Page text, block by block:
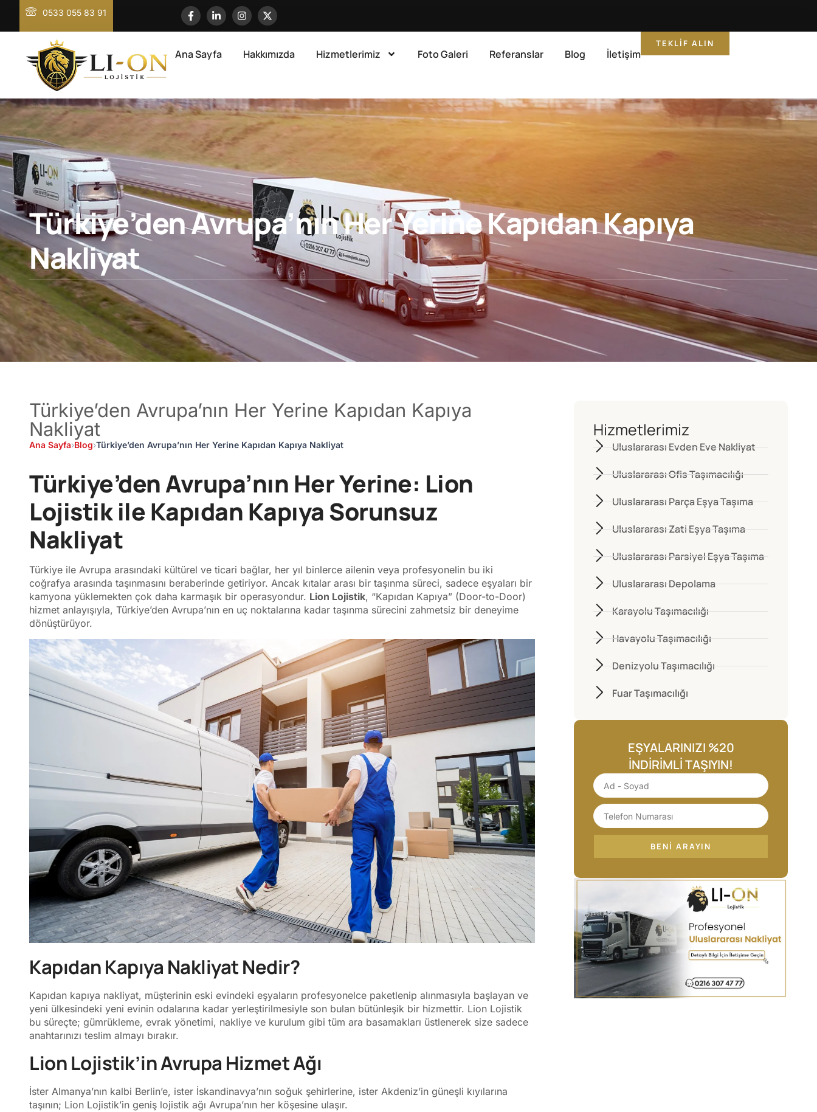
0533 055 83 91
Ana Sayfa Hakkımızda Hizmetlerimiz Foto Galeri Referanslar Blog İletişim
TEKLIF ALIN
Türkiye’den Avrupa’nın Her Yerine Kapıdan Kapıya
Nakliyat
Türkiye’den Avrupa’nın Her Yerine Kapıdan Kapıya
Nakliyat
Ana Sayfa›Blog›Türkiye’den Avrupa’nın Her Yerine Kapıdan Kapıya Nakliyat
Türkiye’den Avrupa’nın Her Yerine: Lion
Lojistik ile Kapıdan Kapıya Sorunsuz
Nakliyat
Türkiye ile Avrupa arasındaki kültürel ve ticari bağlar, her yıl binlerce ailenin veya profesyonelin bu iki
coğrafya arasında taşınmasını beraberinde getiriyor. Ancak kıtalar arası bir taşınma süreci, sadece eşyaları bir
kamyona yüklemekten çok daha karmaşık bir operasyondur. Lion Lojistik, “Kapıdan Kapıya” (Door-to-Door)
hizmet anlayışıyla, Türkiye’den Avrupa’nın en uç noktalarına kadar taşınma sürecini zahmetsiz bir deneyime
dönüştürüyor.
Kapıdan Kapıya Nakliyat Nedir?
Kapıdan kapıya nakliyat, müşterinin eski evindeki eşyaların profesyonelce paketlenip alınmasıyla başlayan ve
yeni ülkesindeki yeni evinin odalarına kadar yerleştirilmesiyle son bulan bütünleşik bir hizmettir. Lion Lojistik
bu süreçte; gümrükleme, evrak yönetimi, nakliye ve kurulum gibi tüm ara basamakları üstlenerek size sadece
anahtarınızı teslim almayı bırakır.
Lion Lojistik’in Avrupa Hizmet Ağı
İster Almanya’nın kalbi Berlin’e, ister İskandinavya’nın soğuk şehirlerine, ister Akdeniz’in güneşli kıyılarına
taşının; Lion Lojistik’in geniş lojistik ağı Avrupa’nın her köşesine ulaşır.
Hizmetlerimiz
Uluslararası Evden Eve Nakliyat
Uluslararası Ofis Taşımacılığı
Uluslararası Parça Eşya Taşıma
Uluslararası Zati Eşya Taşıma
Uluslararası Parsiyel Eşya Taşıma
Uluslararası Depolama
Karayolu Taşımacılığı
Havayolu Taşımacılığı
Denizyolu Taşımacılığı
Fuar Taşımacılığı
EŞYALARINIZI %20
İNDIRIMLI TAŞIYIN!
BENI ARAYIN